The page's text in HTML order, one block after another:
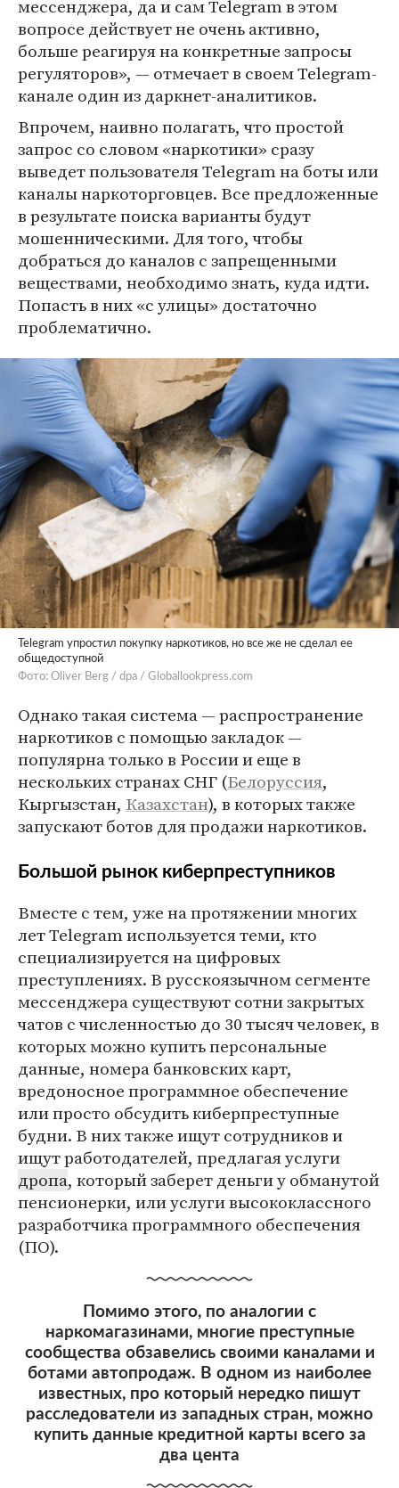
мессенджера, да и сам Telegram в этом
вопросе действует не очень активно,
больше реагируя на конкретные запросы
регуляторов», — отмечает в своем Telegram-
канале один из даркнет-аналитиков.
Впрочем, наивно полагать, что простой
запрос со словом «наркотики» сразу
выведет пользователя Telegram на боты или
каналы наркоторговцев. Все предложенные
в результате поиска варианты будут
мошенническими. Для того, чтобы
добраться до каналов с запрещенными
веществами, необходимо знать, куда идти.
Попасть в них «с улицы» достаточно
проблематично.
Telegram упростил покупку наркотиков, но все же не сделал ее
общедоступной
Фото: Oliver Berg / dpa / Globallookpress.com
Однако такая система — распространение
наркотиков с помощью закладок —
популярна только в России и еще в
нескольких странах СНГ (Белоруссия,
Кыргызстан, Казахстан), в которых также
запускают ботов для продажи наркотиков.
Большой рынок киберпреступников
Вместе с тем, уже на протяжении многих
лет Telegram используется теми, кто
специализируется на цифровых
преступлениях. В русскоязычном сегменте
мессенджера существуют сотни закрытых
чатов с численностью до 30 тысяч человек, в
которых можно купить персональные
данные, номера банковских карт,
вредоносное программное обеспечение
или просто обсудить киберпреступные
будни. В них также ищут сотрудников и
ищут работодателей, предлагая услуги
дропа, который заберет деньги у обманутой
пенсионерки, или услуги высококлассного
разработчика программного обеспечения
(ПО).
Помимо этого, по аналогии с
наркомагазинами, многие преступные
сообщества обзавелись своими каналами и
ботами автопродаж. В одном из наиболее
известных, про который нередко пишут
расследователи из западных стран, можно
купить данные кредитной карты всего за
два цента